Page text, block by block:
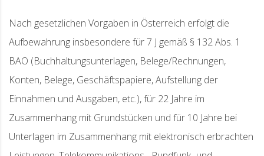
Nach gesetzlichen Vorgaben in Österreich erfolgt die
Aufbewahrung insbesondere für 7 J gemäß § 132 Abs. 1
BAO (Buchhaltungsunterlagen, Belege/Rechnungen,
Konten, Belege, Geschäftspapiere, Aufstellung der
Einnahmen und Ausgaben, etc.), für 22 Jahre im
Zusammenhang mit Grundstücken und für 10 Jahre bei
Unterlagen im Zusammenhang mit elektronisch erbrachten